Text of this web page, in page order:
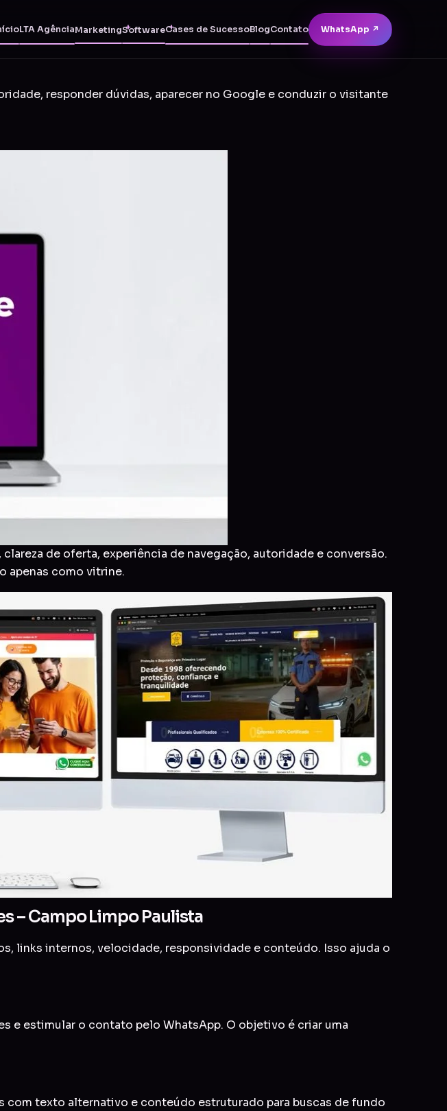
LTA AgênciaMarketingSoftwareCases de SucessoBlogContato WhatsApp ↗
responder dúvidas, aparecer no Google e conduzir o visitante
de oferta, experiência de navegação, autoridade e conversão.
apenas como vitrine.
– Campo Limpo Paulista
links internos, velocidade, responsividade e conteúdo. Isso ajuda o
e estimular o contato pelo WhatsApp. O objetivo é criar uma
com texto alternativo e conteúdo estruturado para buscas de fundo